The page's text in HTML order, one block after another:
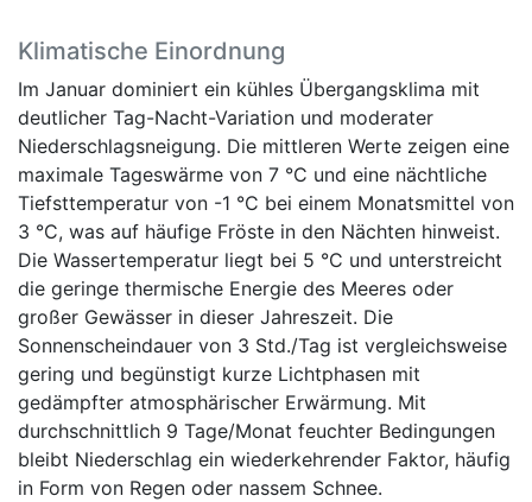
Klimatische Einordnung
Im Januar dominiert ein kühles Übergangsklima mit
deutlicher Tag-Nacht-Variation und moderater
Niederschlagsneigung. Die mittleren Werte zeigen eine
maximale Tageswärme von 7 °C und eine nächtliche
Tiefsttemperatur von -1 °C bei einem Monatsmittel von
3 °C, was auf häufige Fröste in den Nächten hinweist.
Die Wassertemperatur liegt bei 5 °C und unterstreicht
die geringe thermische Energie des Meeres oder
großer Gewässer in dieser Jahreszeit. Die
Sonnenscheindauer von 3 Std./Tag ist vergleichsweise
gering und begünstigt kurze Lichtphasen mit
gedämpfter atmosphärischer Erwärmung. Mit
durchschnittlich 9 Tage/Monat feuchter Bedingungen
bleibt Niederschlag ein wiederkehrender Faktor, häufig
in Form von Regen oder nassem Schnee.